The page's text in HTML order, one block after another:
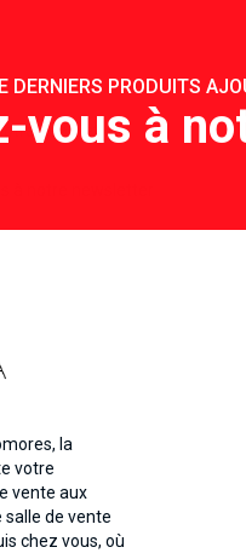
DERNIERS PRODUITS
vous à
la
votre
vente aux
salle de vente
chez vous, où